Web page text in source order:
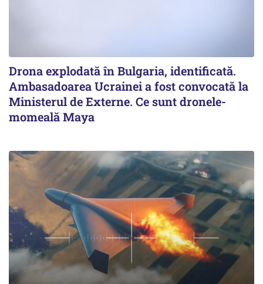
Drona explodată în Bulgaria, identificată.
Ambasadoarea Ucrainei a fost convocată la
Ministerul de Externe. Ce sunt dronele-
momeală Maya